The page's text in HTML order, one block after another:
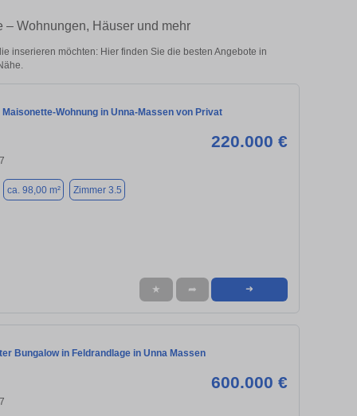
Wohnungen, Häuser und mehr
inserieren möchten: Hier finden Sie die besten Angebote in
Maisonette-Wohnung in Unna-Massen von Privat
220.000 €
ca. 98,00 m² Zimmer 3.5
★ ➦ ➜
Bungalow in Feldrandlage in Unna Massen
600.000 €